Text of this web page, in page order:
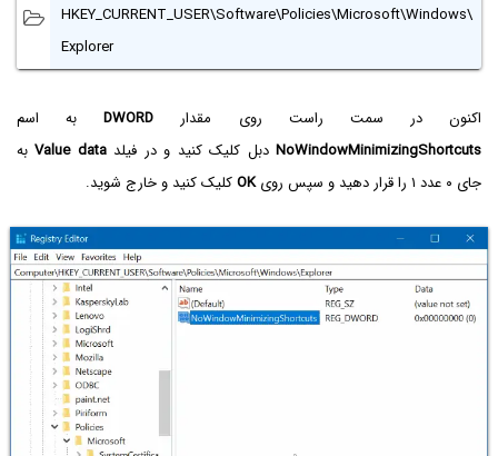
HKEY_CURRENT_USER\Software\Policies\Microsoft\Windows\
Explorer
اکنون در سمت راست روی مقدار DWORDبه اسم
NoWindowMinimizingShortcutsدبل کلیک کنید و در فیلدValue dataبه
جای ۰ عدد ۱ را قرار دهید و سپس روی
OKکلیک کنید و خارج شوید.